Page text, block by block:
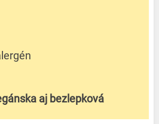
aj bezlepková